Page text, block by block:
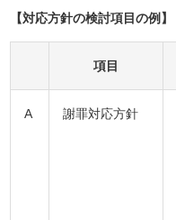
【対応方針の検討項目の例】
項目
A 謝罪対応方針